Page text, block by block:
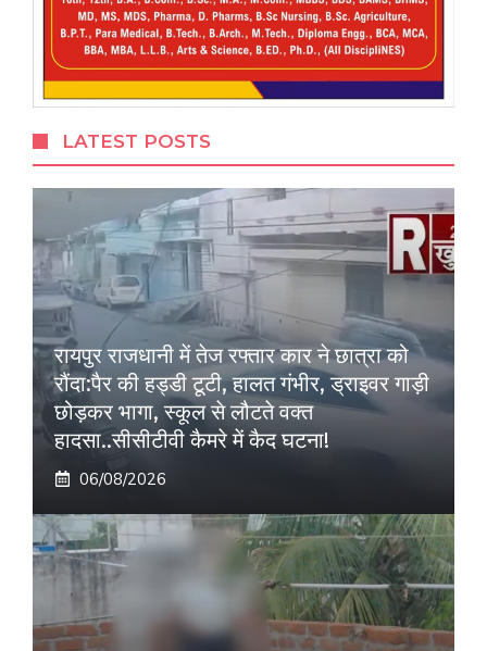
LATEST POSTS
रायपुर राजधानी में तेज रफ्तार कार ने छात्रा को
रौंदा:पैर की हड्डी टूटी, हालत गंभीर, ड्राइवर गाड़ी
छोड़कर भागा, स्कूल से लौटते वक्त
हादसा..सीसीटीवी कैमरे में कैद घटना!
06/08/2026